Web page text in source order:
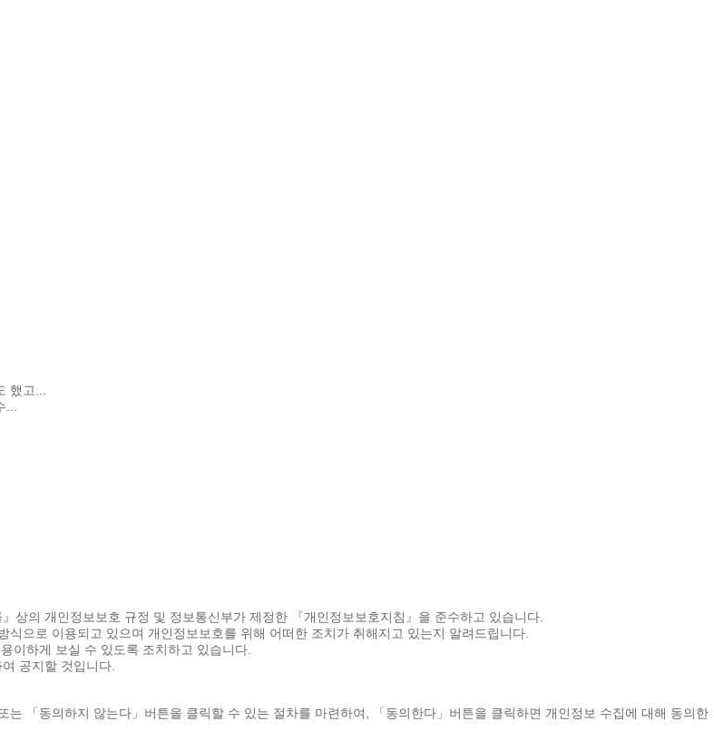
했고...
...
의 개인정보보호 규정 및 정보통신부가 제정한 『개인정보보호지침』을 준수하고 있습니다.
으로 이용되고 있으며 개인정보보호를 위해 어떠한 조치가 취해지고 있는지 알려드립니다.
이하게 보실 수 있도록 조치하고 있습니다.
공지할 것입니다.
「동의하지 않는다」버튼을 클릭할 수 있는 절차를 마련하여, 「동의한다」버튼을 클릭하면 개인정보 수집에 대해 동의한